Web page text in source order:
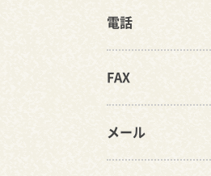
電話
FAX
メール